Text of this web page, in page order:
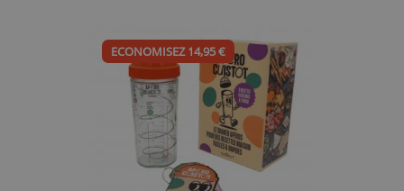
ECONOMISEZ 14,95 €